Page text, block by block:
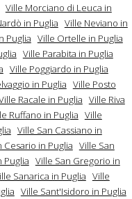
Ville Morciano di Leuca in
in Puglia Ville Neviano in
Puglia Ville Ortelle in Puglia
Ville Parabita in Puglia
Ville Poggiardo in Puglia
in Puglia Ville Posto
Racale in Puglia Ville Riva
Ruffano in Puglia Ville
Ville San Cassiano in
Cesario in Puglia Ville San
Puglia Ville San Gregorio in
Sanarica in Puglia Ville
Ville Sant'Isidoro in Puglia